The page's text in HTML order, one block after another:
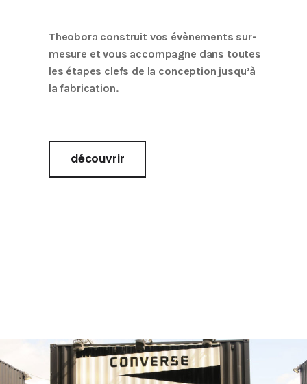
Theobora construit vos évènements sur-
mesure et vous accompagne dans toutes
les étapes clefs de la conception jusqu’à
la fabrication.
découvrir